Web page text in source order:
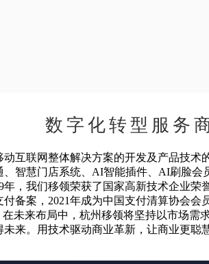
数字化转型服务
互联网整体解决方案的开发及产品技
智慧门店系统、AI智能插件、AI刷脸会
，我们移领荣获了国家高新技术企业荣
备案，2021年成为中国支付清算协会会
未来布局中，杭州移领将坚持以市场
来。用技术驱动商业革新，让商业更聪慧